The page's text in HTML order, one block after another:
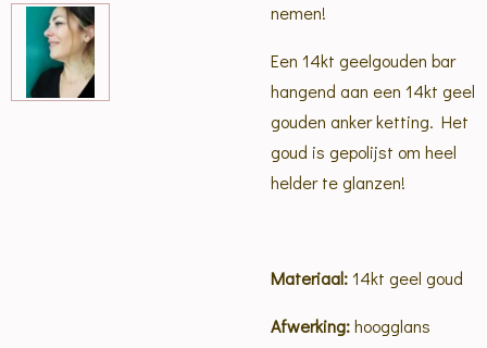
nemen!
Een 14kt geelgouden bar
hangend aan een 14kt geel
gouden anker ketting. Het
goud is gepolijst om heel
helder te glanzen!
Materiaal:14kt geel goud
Afwerking:hoogglans